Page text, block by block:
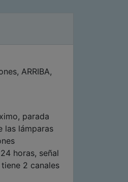
ARRIBA,
parada
las lámparas
horas, señal
2 canales